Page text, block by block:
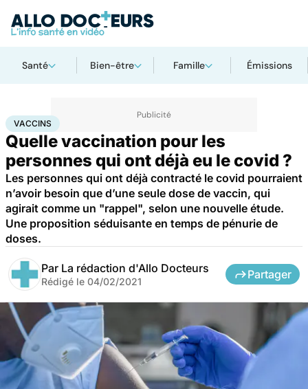
Santé Bien-être Famille Émissions
AccueilSanté Vaccins
VACCINS
Quelle vaccination pour les
personnes qui ont déjà eu le covid ?
Les personnes qui ont déjà contracté le covid pourraient
n’avoir besoin que d’une seule dose de vaccin, qui
agirait comme un "rappel", selon une nouvelle étude.
Une proposition séduisante en temps de pénurie de
doses.
Par La rédaction d'Allo Docteurs
Rédigé le 04/02/2021
Partager